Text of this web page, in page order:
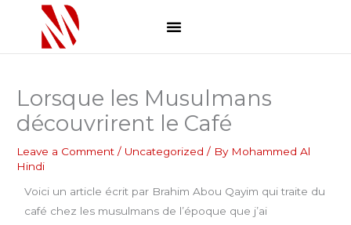
Lorsque les Musulmans
découvrirent le Café
Leave a Comment / Uncategorized / By Mohammed Al
Hindi
Voici un article écrit par Brahim Abou Qayim qui traite du
café chez les musulmans de l’époque que j’ai